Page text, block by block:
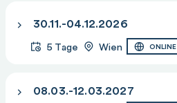
Module Summary
Module Self-Check
30.11.-04.12.2026
5 Tage Wien ONLINE
08.03.-12.03.2027